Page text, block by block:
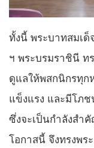
ทั้งนี้ พระบาทสมเด็
ฯ พระบรมราชินี ท
ดูแลให้พสกนิกรทุ
แข็งแรง และมีโภ
ซึ่งจะเป็นกำลังสำ
โอกาสนี้ จึงทรงพร